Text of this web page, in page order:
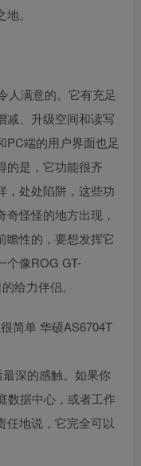
。
人满意的。它有充足
减、升级空间和读写
PC端的用户界面也足
的是，它功能很齐
，处处陷阱，这些功
怪怪的地方出现，
瞻性的，要想发挥它
个像ROG GT-
给力伴侣。
深的感触。如果你
数据中心，或者工作
任地说，它完全可以